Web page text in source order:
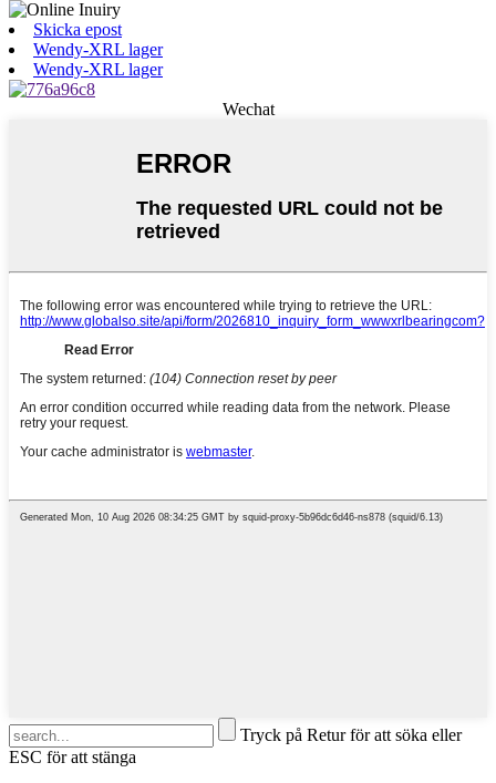
Skicka epost
Wendy-XRL lager
Wendy-XRL lager
Wechat
Tryck på Retur för att söka eller
ESC för att stänga